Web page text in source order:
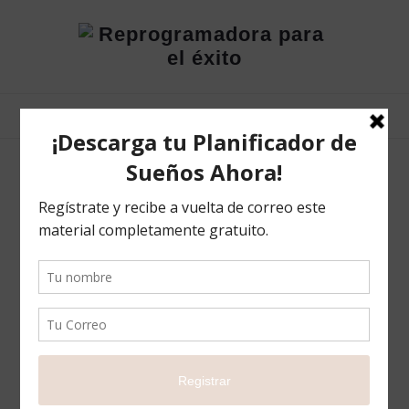
Reprogramadora
éxito
Maricela Torres
Desde pequeña he sido muy dispersa en
pensamientos, hoy identifico es el padecimiento del
déficit atencional, a lo cual también hoy reconozco
cuando se desatan estados de ansiedad, lo cual se ha
manifestado con estarme mordiendo las uñas cuando